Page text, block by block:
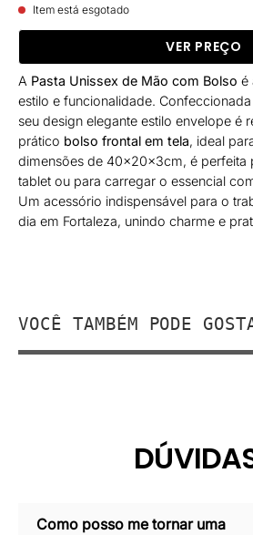
Item está esgotado
VER PREÇO
A Pasta Unissex de Mão com Bolso é
estilo e funcionalidade.
seu design elegante estilo envelope é
prático bolso frontal em tela, ideal
dimensões de 40x20x3cm, é perfeita
tablet ou para carregar o essencial
Um acessório indispensável para o
dia em Fortaleza, unindo charme e
VOCÊ TAMBÉM PODE
Como posso me tornar uma